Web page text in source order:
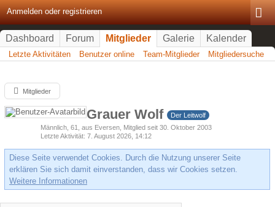
Anmelden oder registrieren
Dashboard Forum Mitglieder Galerie Kalender
Letzte Aktivitäten Benutzer online Team-Mitglieder Mitgliedersuche
Mitglieder
Grauer Wolf
Der Leitwolf
Männlich 61 aus Eversen Mitglied seit 30. Oktober 2003
Letzte Aktivität 7. August 2026, 14:12
Diese Seite verwendet Cookies. Durch die Nutzung unserer Seite
erklären Sie sich damit einverstanden, dass wir Cookies setzen.
Weitere Informationen